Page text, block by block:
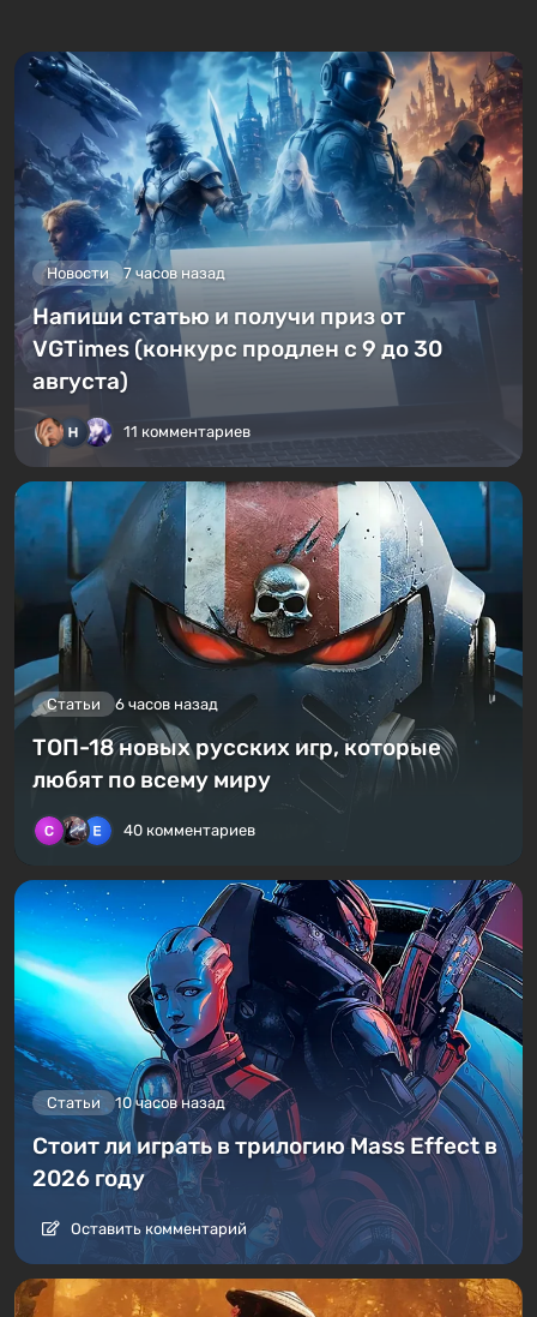
Новости 7 часов назад
Напиши статью и получи приз от
VGTimes (конкурс продлен с 9 до 30
августа)
11 комментариев
Статьи 6 часов назад
ТОП-18 новых русских игр, которые
любят по всему миру
40 комментариев
Статьи 10 часов назад
Стоит ли играть в трилогию Mass Effect в
2026 году
Оставить комментарий